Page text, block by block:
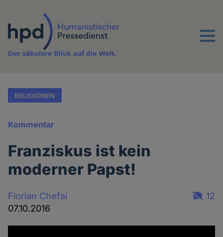
Inhalt
Menu
Der säkulare Blick auf die Welt.
RELIGIONEN
Kommentar
Franziskus ist kein
moderner Papst!
Florian Chefai
07.10.2016
12